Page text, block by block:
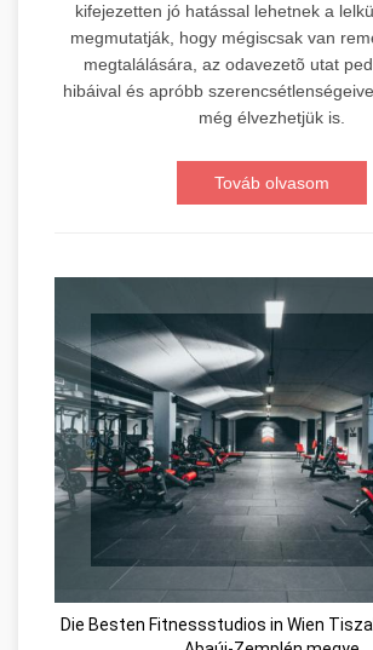
kifejezetten jó hatással lehetnek a
megmutatják, hogy mégiscsak van
megtalálására, az odavezetõ utat
hibáival és apróbb
még élvezhetjük is.
Továb olvasom
Die Besten Fitnessstudios in Wien